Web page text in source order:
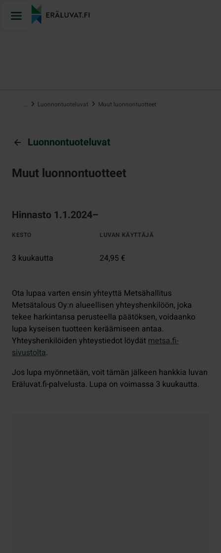
sisältöön
… Luonnontuoteluvat Muut luonnontuotteet
Luonnontuoteluvat
Muut luonnontuotteet
Hinnasto 1.1.2024–
KESTO LUVAN KÄYTTÄJÄ
3 kuukautta 24,95 €
Ota lupaa varten ensin yhteyttä Metsähallitus
Metsätalous Oy:n alueellisen yhteyshenkilöön, joka
tekee harkintansa perusteella päätöksen, voidaanko
lupa kyseisen tuotteen keräämiseen antaa.
Yhteyshenkilöiden yhteystiedot löydät metsa.fi-
sivustolta.
Jos lupa myönnetään, voit tämän jälkeen hankkia luvan
Eräluvat.fi-palvelusta. Lupa on voimassa 3 kuukautta.